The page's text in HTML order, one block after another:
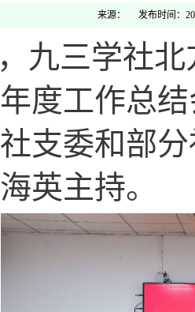
来源： 发布时间：
九三学社
度工作总
支委和部
英主持。